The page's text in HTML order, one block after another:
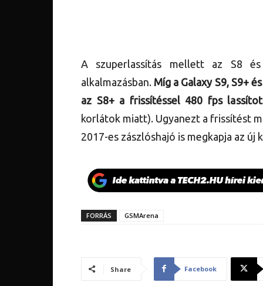
A szuperlassítás mellett az S8
alkalmazásban. Míg a Galaxy S9, S9+
az S8+ a frissítéssel 480 fps
korlátok miatt). Ugyanezt a frissítést
2017-es zászlóshajó is megkapja az új
FORRÁS GSMArena
Share Facebook